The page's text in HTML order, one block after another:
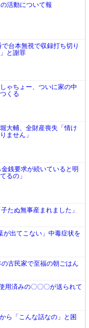
活動について報
台本無視で収録打ち切り
と謝罪
ゃちょー、ついに家の中
くる
大輔、全財産喪失「情け
ません」
銭要求が続いていると明
るの」
たぬ無事産まれました」
が出てこない」中毒症状を
古民家で至福の朝ごはん
用済みの〇〇〇が送られて
ら「こんな話なの」と困